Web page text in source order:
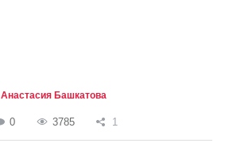
Анастасия Башкатова
0 3785 1